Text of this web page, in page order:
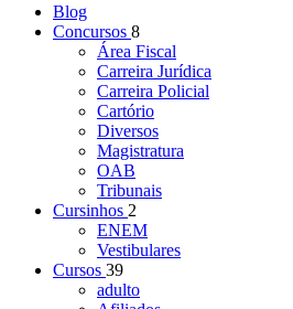
Blog
Concursos 8
Área Fiscal
Carreira Jurídica
Carreira Policial
Cartório
Diversos
Magistratura
OAB
Tribunais
Cursinhos 2
ENEM
Vestibulares
Cursos 39
adulto